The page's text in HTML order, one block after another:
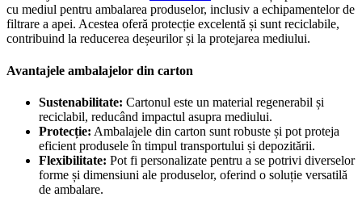
cu mediul pentru ambalarea produselor, inclusiv a echipamentelor de
filtrare a apei. Acestea oferă protecție excelentă și sunt reciclabile,
contribuind la reducerea deșeurilor și la protejarea mediului.
Avantajele ambalajelor din carton
Sustenabilitate: Cartonul este un material regenerabil și
reciclabil, reducând impactul asupra mediului.
Protecție: Ambalajele din carton sunt robuste și pot proteja
eficient produsele în timpul transportului și depozitării.
Flexibilitate: Pot fi personalizate pentru a se potrivi diverselor
forme și dimensiuni ale produselor, oferind o soluție versatilă
de ambalare.